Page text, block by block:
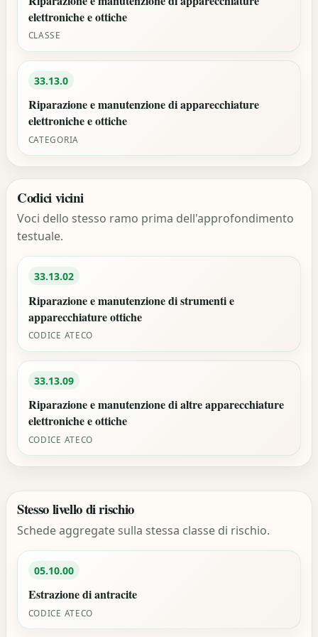
elettroniche e ottiche
CLASSE
33.13.0
Riparazione e manutenzione di apparecchiature
elettroniche e ottiche
CATEGORIA
Codici vicini
Voci dello stesso ramo prima dell'approfondimento
testuale.
33.13.02
Riparazione e manutenzione di strumenti e
apparecchiature ottiche
CODICE ATECO
33.13.09
Riparazione e manutenzione di altre apparecchiature
elettroniche e ottiche
CODICE ATECO
Stesso livello di rischio
Schede aggregate sulla stessa classe di rischio.
05.10.00
Estrazione di antracite
CODICE ATECO